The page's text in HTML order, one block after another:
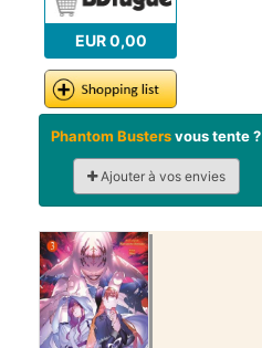
EUR 0,00
Phantom Bustersvous tente ?
Ajouter à vos envies